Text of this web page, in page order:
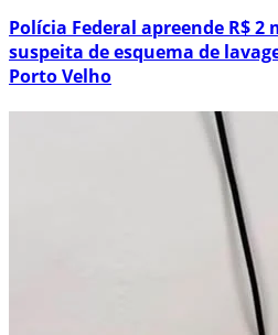
Polícia Federal apreende R$ 2
suspeita de esquema de
Porto Velho